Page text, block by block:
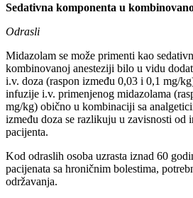
Sedativna komponenta u
Odrasli
Midazolam se može primenti kao
kombinovanoj anesteziji bilo u vidu
i.v. doza (raspon između 0,03 i 0,1 mg/
infuzije i.v. primenjenog midazolama
mg/kg) obično u kombinaciji sa
između doza se razlikuju u zavisnosti od
pacijenta.
Kod odraslih osoba uzrasta iznad 60
pacijenata sa hroničnim bolestima,
održavanja.